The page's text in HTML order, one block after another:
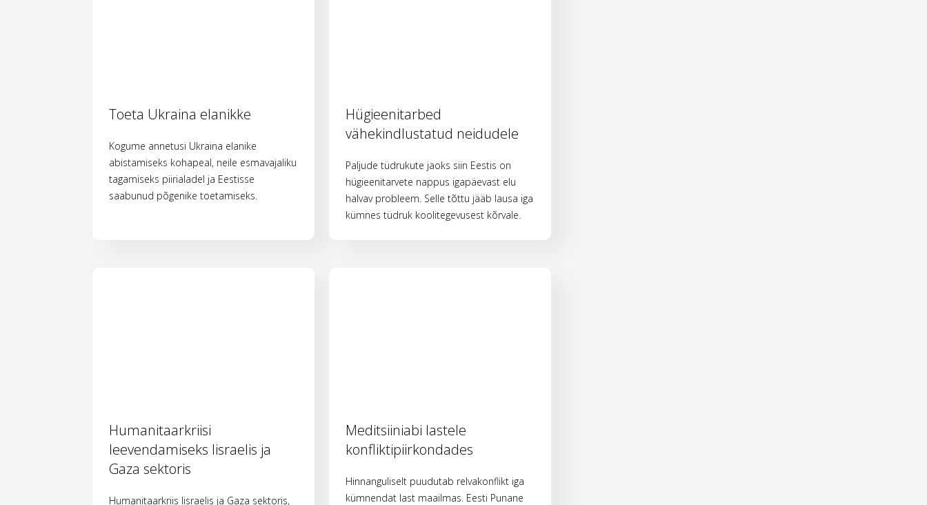
Toeta Ukraina elanikke
Kogume annetusi Ukraina elanike
abistamiseks kohapeal, neile esmavajaliku
tagamiseks piirialadel ja Eestisse
saabunud põgenike toetamiseks.
Hügieenitarbed
vähekindlustatud neidudele
Paljude tüdrukute jaoks siin Eestis on
hügieenitarvete nappus igapäevast elu
halvav probleem. Selle tõttu jääb lausa iga
kümnes tüdruk koolitegevusest kõrvale.
Humanitaarkriisi
leevendamiseks Iisraelis ja
Gaza sektoris
Humanitaarkriis Iisraelis ja Gaza sektoris,
Meditsiiniabi lastele
konfliktipiirkondades
Hinnanguliselt puudutab relvakonflikt iga
kümnendat last maailmas. Eesti Punane